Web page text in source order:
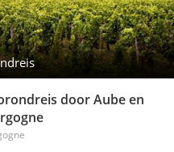
door Aube en